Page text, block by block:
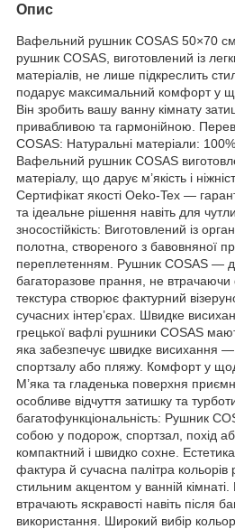
Опис
Вафельний рушник COSAS 50×70
рушник COSAS, виготовлений із
матеріалів, не лише підкреслить
подарує максимальний комфорт у
Він зробить вашу ванну кімнату
привабливою та гармонійною.
COSAS: Натуральні матеріали:
Вафельний рушник COSAS
матеріалу, що дарує м’якість і
Сертифікат якості Oeko-Tex —
та ідеальне рішення навіть для
зносостійкість: Виготовлений із
полотна, створеного з бавовняної
переплетенням. Рушник COSAS —
багаторазове прання, не
текстура створює фактурний
сучасних інтер’єрах. Швидке
грецької вафлі рушники COSAS
яка забезпечує швидке висихання
спортзалу або пляжу. Комфорт у
М’яка та гладенька поверхня
особливе відчуття затишку та
багатофункціональність: Рушник
собою у подорож, спортзал, похід
компактний і швидко сохне.
фактура й сучасна палітра
стильним акцентом у ванній кімнаті.
втрачають яскравості навіть після
використання. Широкий вибір